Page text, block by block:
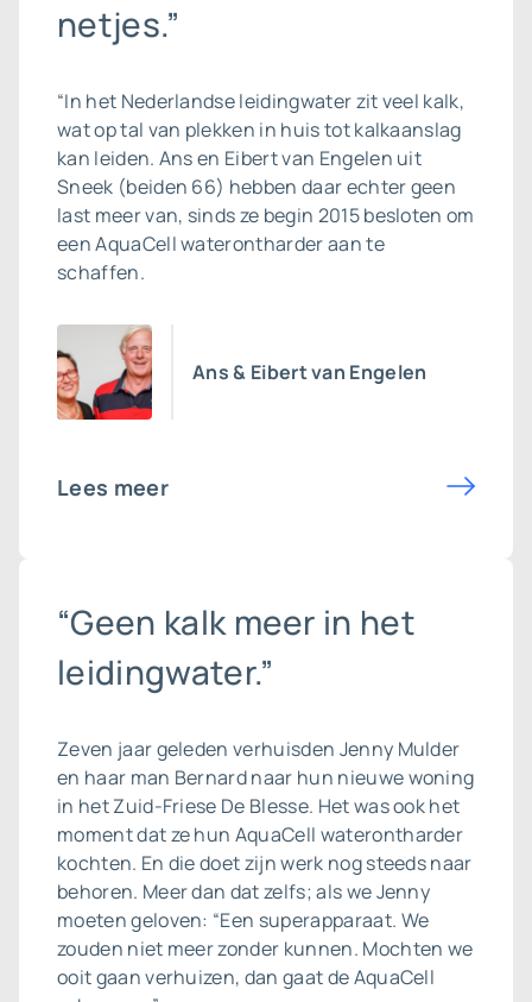
netjes.”
“In het Nederlandse leidingwater zit veel kalk,
wat op tal van plekken in huis tot kalkaanslag
kan leiden. Ans en Eibert van Engelen uit
Sneek (beiden 66) hebben daar echter geen
last meer van, sinds ze begin 2015 besloten om
een AquaCell waterontharder aan te
schaffen.
Ans & Eibert van Engelen
Lees meer
“Geen kalk meer in het
leidingwater.”
Zeven jaar geleden verhuisden Jenny Mulder
en haar man Bernard naar hun nieuwe woning
in het Zuid-Friese De Blesse. Het was ook het
moment dat ze hun AquaCell waterontharder
kochten. En die doet zijn werk nog steeds naar
behoren. Meer dan dat zelfs; als we Jenny
moeten geloven: “Een superapparaat. We
zouden niet meer zonder kunnen. Mochten we
ooit gaan verhuizen, dan gaat de AquaCell